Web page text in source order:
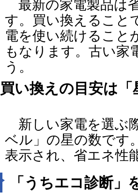
最新の家電製品は
す。買い換えること
電を使い続けること
もなります。古い家
う。
買い換えの目安は「
新しい家電を選ぶ
ベル」の星の数です
表示され、省エネ性
「うちエコ診断